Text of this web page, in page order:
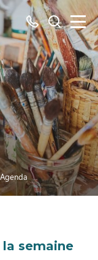
Tous
les
numéros
ici
Je
Agenda
la semaine